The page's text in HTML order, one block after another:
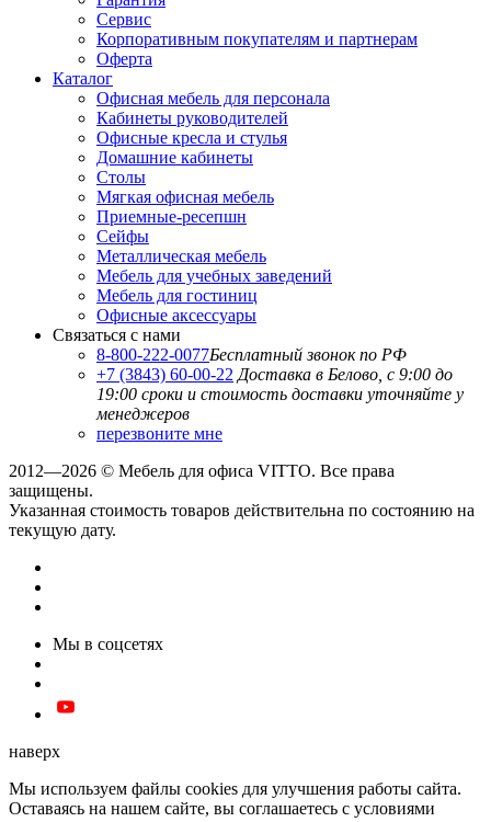
Сервис
Корпоративным покупателям и партнерам
Оферта
Каталог
Офисная мебель для персонала
Кабинеты руководителей
Офисные кресла и стулья
Домашние кабинеты
Столы
Мягкая офисная мебель
Приемные-ресепшн
Сейфы
Металлическая мебель
Мебель для учебных заведений
Мебель для гостиниц
Офисные аксессуары
Связаться с нами
8-800-222-0077Бесплатный звонок по РФ
+7 (3843) 60-00-22 Доставка в Белово, с 9:00 до
19:00 сроки и стоимость доставки уточняйте у
менеджеров
перезвоните мне
2012—2026 © Мебель для офиса VITTO. Все права
защищены.
Указанная стоимость товаров действительна по состоянию на
текущую дату.
Мы в соцсетях
наверх
Мы используем файлы cookies для улучшения работы сайта.
Оставаясь на нашем сайте, вы соглашаетесь с условиями